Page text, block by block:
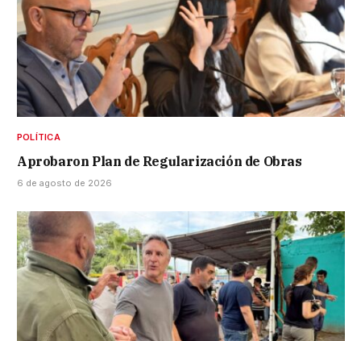
POLÍTICA
Aprobaron Plan de Regularización de Obras
6 de agosto de 2026